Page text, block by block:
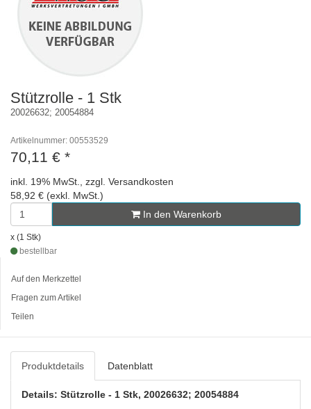
Stützrolle - 1 Stk
20026632; 20054884
Artikelnummer: 00553529
70,11 € *
inkl. 19% MwSt., zzgl. Versandkosten
58,92 € (exkl. MwSt.)
In den Warenkorb
x (1 Stk)
bestellbar
Auf den Merkzettel
Fragen zum Artikel
Teilen
Produktdetails Datenblatt
Details: Stützrolle - 1 Stk, 20026632; 20054884